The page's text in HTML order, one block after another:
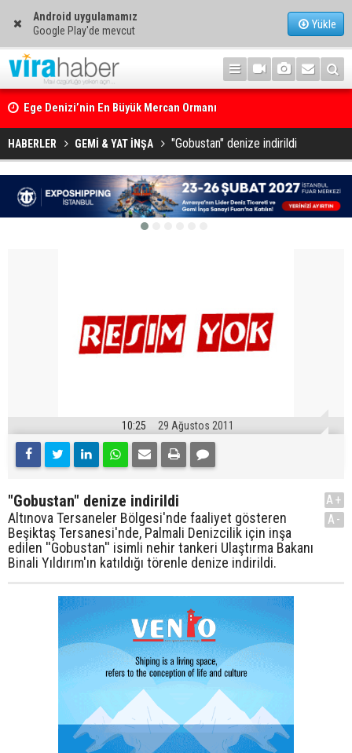
Android uygulamamız
Google Play'de mevcut
Yükle
Ege Denizi’nin En Büyük Mercan Ormanı
HABERLER GEMİ & YAT İNŞA "Gobustan" denize indirildi
10:25 29 Ağustos 2011
"Gobustan" denize indirildi
Altınova Tersaneler Bölgesi'nde faaliyet gösteren
Beşiktaş Tersanesi'nde, Palmali Denizcilik için inşa
edilen ''Gobustan'' isimli nehir tankeri Ulaştırma Bakanı
Binali Yıldırım'ın katıldığı törenle denize indirildi.
A+
A-